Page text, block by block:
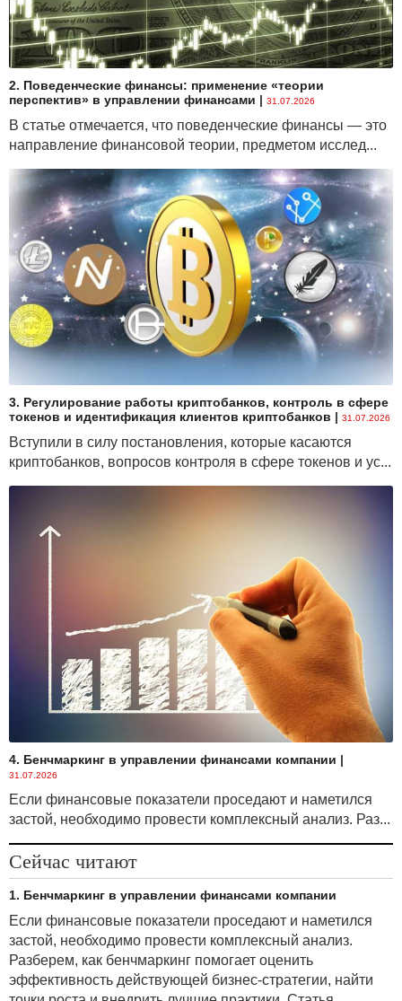
2. Поведенческие финансы: применение «теории
перспектив» в управлении финансами | 31.07.2026
В статье отмечается, что поведенческие финансы — это
направление финансовой теории, предметом исслед...
3. Регулирование работы криптобанков, контроль в сфере
токенов и идентификация клиентов криптобанков | 31.07.2026
Вступили в силу постановления, которые касаются
криптобанков, вопросов контроля в сфере токенов и ус...
4. Бенчмаркинг в управлении финансами компании |
31.07.2026
Если финансовые показатели проседают и наметился
застой, необходимо провести комплексный анализ. Раз...
Сейчас читают
1. Бенчмаркинг в управлении финансами компании
Если финансовые показатели проседают и наметился
застой, необходимо провести комплексный анализ.
Разберем, как бенчмаркинг помогает оценить
эффективность действующей бизнес-стратегии, найти